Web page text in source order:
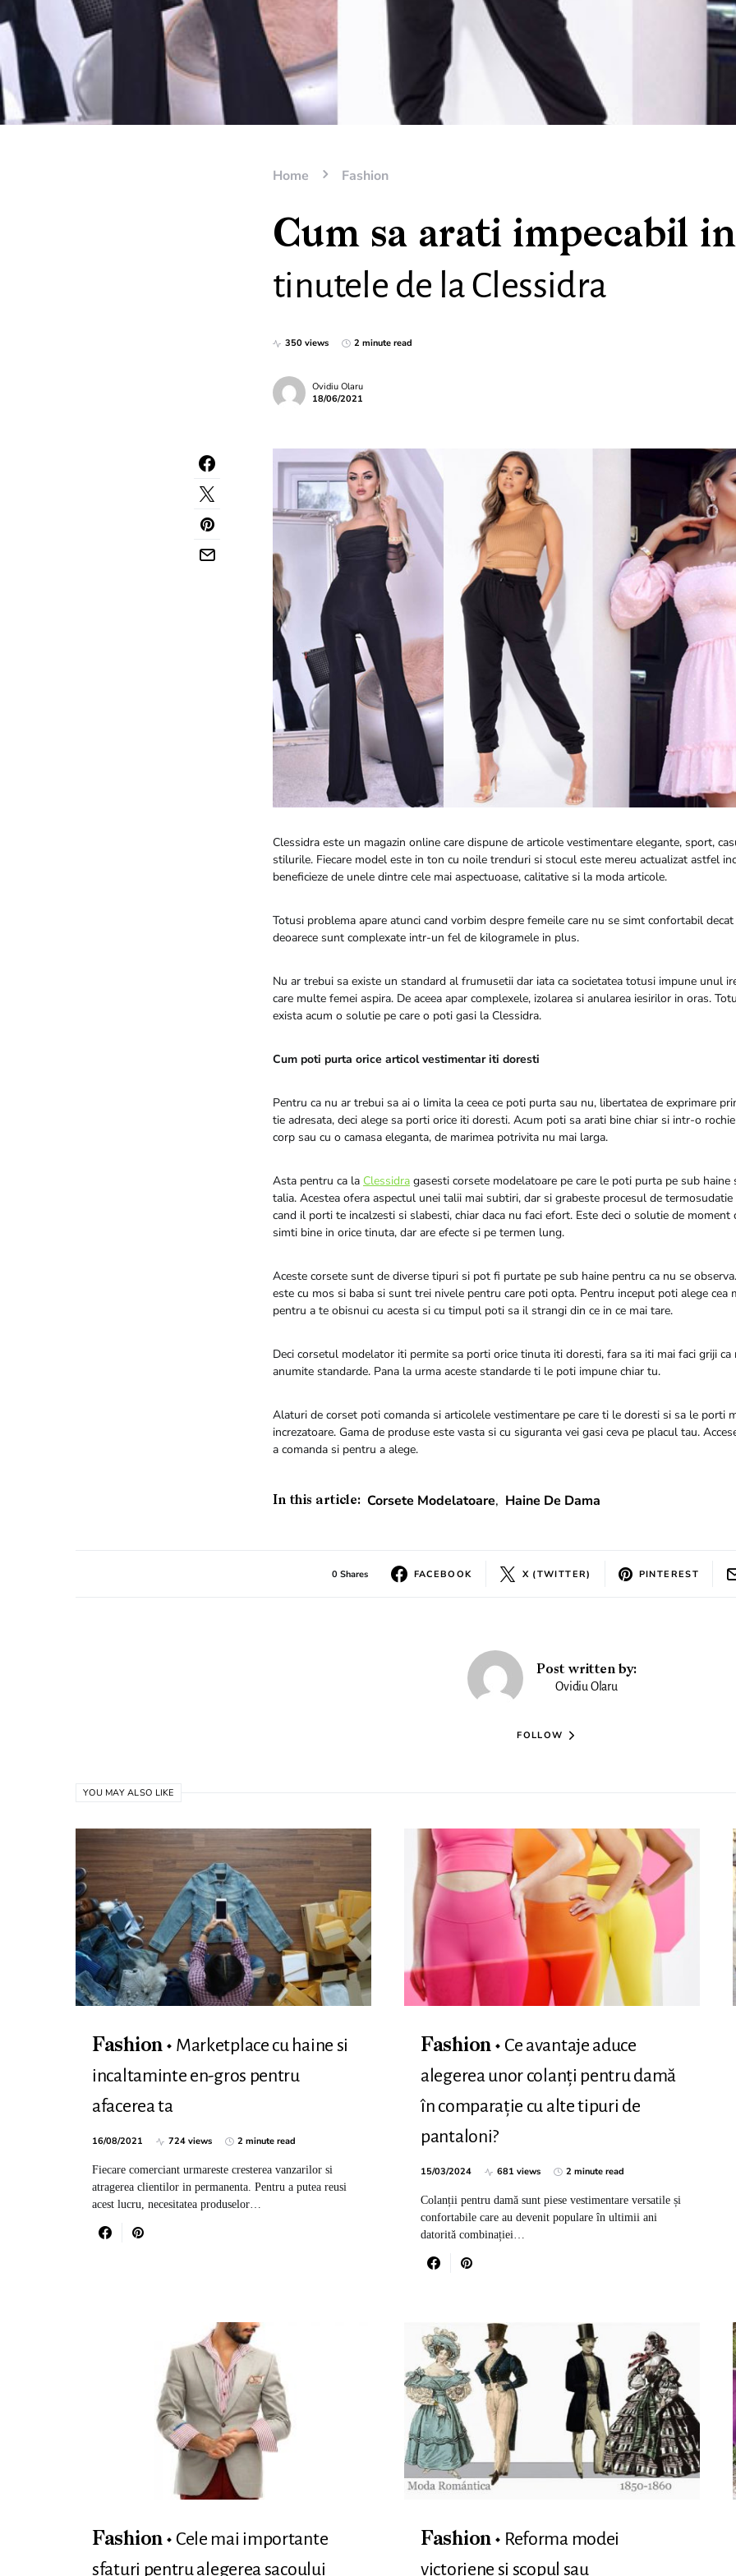
Home Fashion
Cum sa arati impecabil in
tinutele de la Clessidra
350 views 2 minute read
Ovidiu Olaru
18/06/2021
Clessidra este un magazin online care dispune de articole vestimentare elegante, sport,
stilurile. Fiecare model este in ton cu noile trenduri si stocul este mereu actualizat astfel
beneficieze de unele dintre cele mai aspectuoase, calitative si la moda articole.
Totusi problema apare atunci cand vorbim despre femeile care nu se simt confortabil
deoarece sunt complexate intr-un fel de kilogramele in plus.
Nu ar trebui sa existe un standard al frumusetii dar iata ca societatea totusi impune unul
care multe femei aspira. De aceea apar complexele, izolarea si anularea iesirilor in oras.
exista acum o solutie pe care o poti gasi la Clessidra.
Cum poti purta orice articol vestimentar iti doresti
Pentru ca nu ar trebui sa ai o limita la ceea ce poti purta sau nu, libertatea de exprimare
tie adresata, deci alege sa porti orice iti doresti. Acum poti sa arati bine chiar si intr-o
corp sau cu o camasa eleganta, de marimea potrivita nu mai larga.
Asta pentru ca la Clessidra gasesti corsete modelatoare pe care le poti purta pe sub haine
talia. Acestea ofera aspectul unei talii mai subtiri, dar si grabeste procesul de
cand il porti te incalzesti si slabesti, chiar daca nu faci efort. Este deci o solutie de moment
simti bine in orice tinuta, dar are efecte si pe termen lung.
Aceste corsete sunt de diverse tipuri si pot fi purtate pe sub haine pentru ca nu se
este cu mos si baba si sunt trei nivele pentru care poti opta. Pentru inceput poti alege cea
pentru a te obisnui cu acesta si cu timpul poti sa il strangi din ce in ce mai tare.
Deci corsetul modelator iti permite sa porti orice tinuta iti doresti, fara sa iti mai faci griji ca
anumite standarde. Pana la urma aceste standarde ti le poti impune chiar tu.
Alaturi de corset poti comanda si articolele vestimentare pe care ti le doresti si sa le porti
increzatoare. Gama de produse este vasta si cu siguranta vei gasi ceva pe placul tau.
a comanda si pentru a alege.
In this article: Corsete Modelatoare, Haine De Dama
0 Shares FACEBOOK X (TWITTER) PINTEREST
Post written by:
Ovidiu Olaru
FOLLOW
YOU MAY ALSO LIKE
Fashion
Marketplace cu haine si
incaltaminte en-gros pentru
afacerea ta
16/08/2021 724 views 2 minute read
Fiecare comerciant urmareste cresterea vanzarilor si
atragerea clientilor in permanenta. Pentru a putea reusi
acest lucru, necesitatea produselor…
Fashion
Ce avantaje aduce
alegerea unor colanți pentru damă
în comparație cu alte tipuri de
pantaloni?
15/03/2024 681 views 2 minute read
Colanții pentru damă sunt piese vestimentare versatile și
confortabile care au devenit populare în ultimii ani
datorită combinației…
Fashion
Cele mai importante
sfaturi pentru alegerea sacoului
Fashion
Reforma modei
victoriene si scopul sau